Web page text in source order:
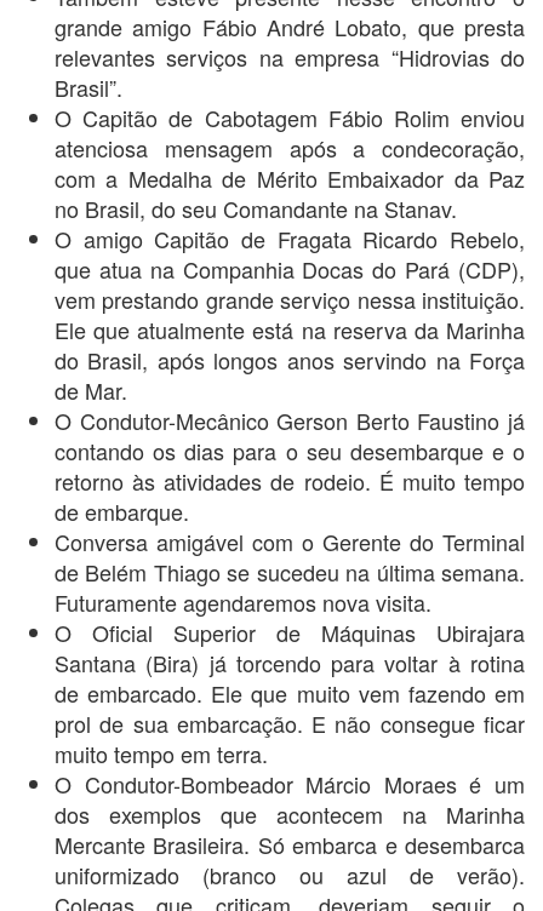
grande amigo Fábio André Lobato, que presta
relevantes serviços na empresa “Hidrovias do
Brasil”.
O Capitão de Cabotagem Fábio Rolim enviou
atenciosa mensagem após a condecoração,
com a Medalha de Mérito Embaixador da Paz
no Brasil, do seu Comandante na Stanav.
O amigo Capitão de Fragata Ricardo Rebelo,
que atua na Companhia Docas do Pará (CDP),
vem prestando grande serviço nessa instituição.
Ele que atualmente está na reserva da Marinha
do Brasil, após longos anos servindo na Força
de Mar.
O Condutor-Mecânico Gerson Berto Faustino já
contando os dias para o seu desembarque e o
retorno às atividades de rodeio. É muito tempo
de embarque.
Conversa amigável com o Gerente do Terminal
de Belém Thiago se sucedeu na última semana.
Futuramente agendaremos nova visita.
O Oficial Superior de Máquinas Ubirajara
Santana (Bira) já torcendo para voltar à rotina
de embarcado. Ele que muito vem fazendo em
prol de sua embarcação. E não consegue ficar
muito tempo em terra.
O Condutor-Bombeador Márcio Moraes é um
dos exemplos que acontecem na Marinha
Mercante Brasileira. Só embarca e desembarca
uniformizado (branco ou azul de verão).